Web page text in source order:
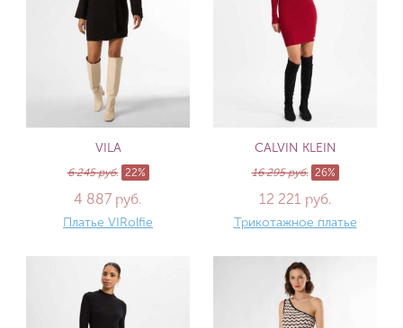
VILA
6 245 руб. 22%
4 887 руб.
Платье VIRolfie
CALVIN KLEIN
16 295 руб. 26%
12 221 руб.
Трикотажное платье